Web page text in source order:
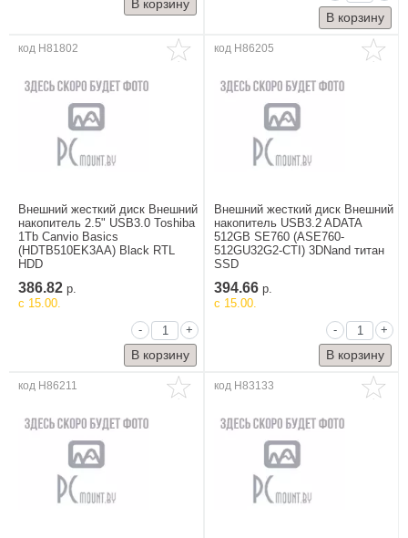
Авто и мото
Автоэлектроника
Аксессуары
Оборудование
для ремонта и
код H81802
Внешний жесткий диск Внешний
накопитель 2.5" USB3.0 Toshiba
1Tb Canvio Basics
(HDTB510EK3AA) Black RTL
HDD
386.82 р.
c 15.00.
-
+
код H86205
Внешний жесткий диск Внешний
накопитель USB3.2 ADATA
512GB SE760 (ASE760-
512GU32G2-CTI) 3DNand титан
SSD
394.66 р.
c 15.00.
-
+
код H86211 код H83133